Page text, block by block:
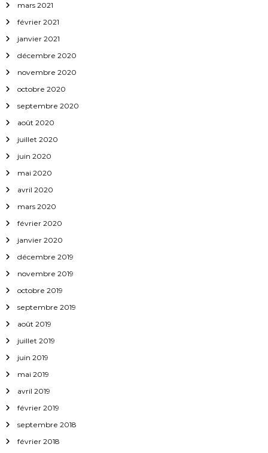
mars 2021
février 2021
janvier 2021
décembre 2020
novembre 2020
octobre 2020
septembre 2020
août 2020
juillet 2020
juin 2020
mai 2020
avril 2020
mars 2020
février 2020
janvier 2020
décembre 2019
novembre 2019
octobre 2019
septembre 2019
août 2019
juillet 2019
juin 2019
mai 2019
avril 2019
février 2019
septembre 2018
février 2018